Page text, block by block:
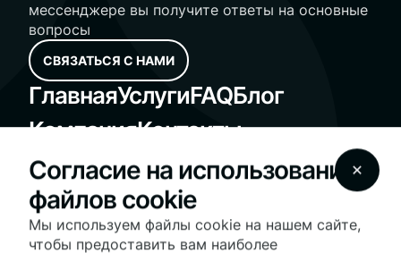
мессенджере вы получите ответы на основные
вопросы
СВЯЗАТЬСЯ С НАМИ
ГлавнаяУслугиFAQБлог
КомпанияКонтакты
Standard Operating Procedures
Fair Housing Notice
© 2025 Vesna Realty - vesnarealty.com | License
#10991236030 | All Rights Reserved
На нашем сайте используются файлы cookie для
оптимизации работы сайта и предоставления
Согласие на использование
файлов cookie
Мы используем файлы cookie на нашем сайте,
чтобы предоставить вам наиболее